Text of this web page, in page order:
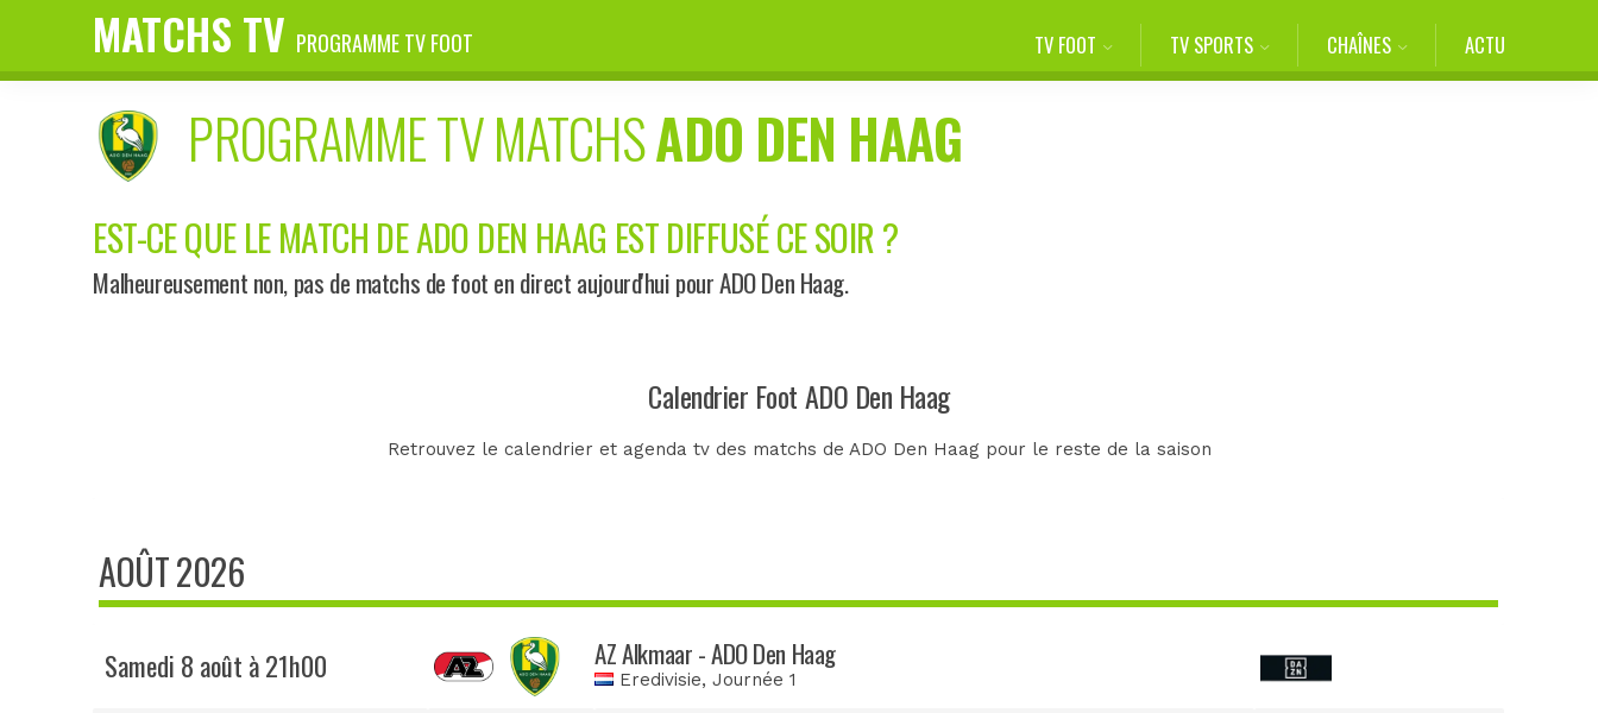
MATCHS TV PROGRAMME TV FOOT TV FOOT TV SPORTS CHAÎNES ACTU
PROGRAMME TV MATCHSADO DEN HAAG
EST-CE QUE LE MATCH DE ADO DEN HAAG EST DIFFUSÉ CE SOIR ?
Malheureusement non, pas de matchs de foot en direct aujourd'hui pour ADO Den Haag.
Calendrier Foot ADO Den Haag
Retrouvez le calendrier et agenda tv des matchs de ADO Den Haag pour le reste de la saison
AOÛT 2026
Samedi 8 août à 21h00 AZ Alkmaar - ADO Den Haag
Eredivisie, Journée 1